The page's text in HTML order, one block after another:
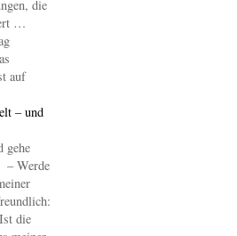
die
…
auf
– und
gehe
– Werde
die